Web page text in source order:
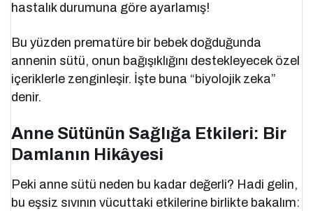
hastalık durumuna göre ayarlamış!
Bu yüzden prematüre bir bebek doğduğunda
annenin sütü, onun bağışıklığını destekleyecek özel
içeriklerle zenginleşir. İşte buna “biyolojik zeka”
denir.
Anne Sütünün Sağlığa Etkileri: Bir
Damlanın Hikâyesi
Peki anne sütü neden bu kadar değerli? Hadi gelin,
bu eşsiz sıvının vücuttaki etkilerine birlikte bakalım: